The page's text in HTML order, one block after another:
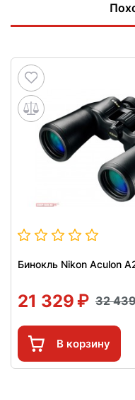
Бинокль Nikon Aculon
21 329 32
В корзину